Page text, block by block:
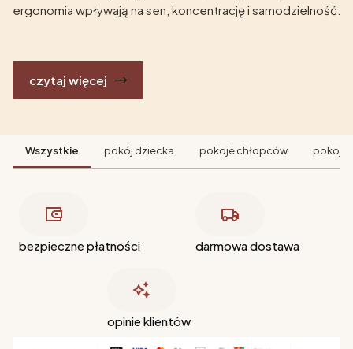
ergonomia wpływają na sen, koncentrację i samodzielność.
czytaj więcej
Wszystkie pokój dziecka pokoje chłopców pokoje
bezpieczne płatności darmowa dostawa
opinie klientów